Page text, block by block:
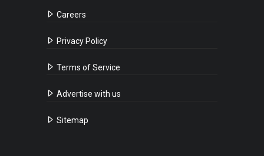
Careers
Privacy Policy
Terms of Service
Advertise with us
Sitemap